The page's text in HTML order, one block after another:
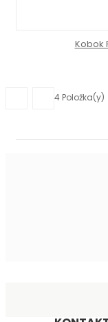
Kobok
4 Položka(y)